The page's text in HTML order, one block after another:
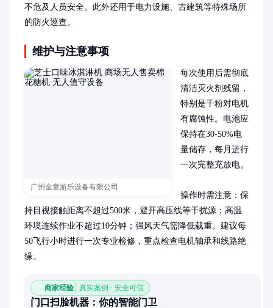
不危及人员安全。此外还用于电力设施、古建筑等特殊场所
的防火巡查。
维护与注意事项
广州金童游乐设备有限公司
每次使用后需彻底
清洁灭火剂残留，
特别是干粉对电机
有腐蚀性。电池应
保持在30-50%电
量储存，每月进行
一次完整充放电。
操作时需注意：保
持目视接触距离不超过500米，避开高压线等干扰源；高温
环境连续作业不超过10分钟；强风天气需降低载重。建议每
50飞行小时进行一次专业检修，重点检查电机轴承和线路绝
缘。
商家经验 真实案例 · 安全可信
门口扫脸机器：你的智能门卫